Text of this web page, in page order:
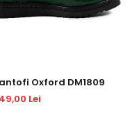
Oxford DM1809
Lei